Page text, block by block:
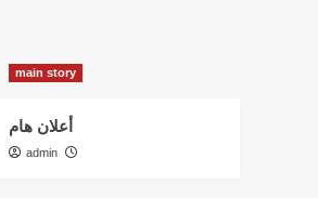
main story
أعلان هام
admin